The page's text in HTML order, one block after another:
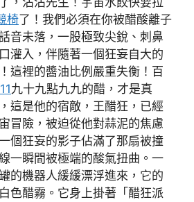
椅了！我們必須在你被醋酸離子
音未落，一股極致尖銳、刺鼻
灌入，伴隨著一個狂妄自大的
這裡的醬油比例嚴重失衡！百
九十九點九九的醋，才是真
這是他的宿敵，王醋狂，已經
冒險，被迫從他對蒜泥的焦慮
個狂妄的影子佔滿了那扇被撞
一瞬間被極端的酸氣扭曲。一
的機器人緩緩漂浮進來，它的
色醋霧。它身上掛著「醋狂派